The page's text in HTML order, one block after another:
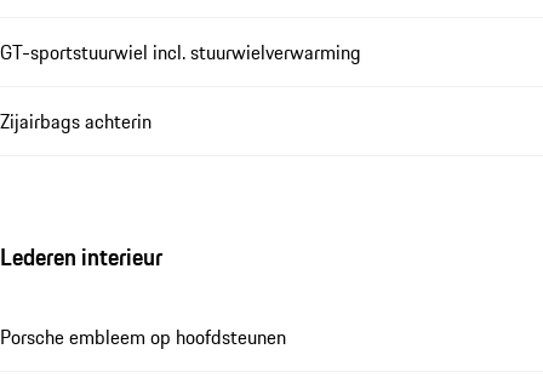
GT-sportstuurwiel incl. stuurwielverwarming
Zijairbags achterin
Lederen interieur
Porsche embleem op hoofdsteunen